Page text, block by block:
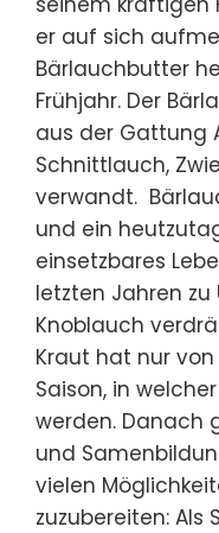
er auf sich
Bärlauchbutter
Frühjahr. Der
aus der Gattung
Schnittlauch,
verwandt.
und ein
einsetzbares
letzten Jahren
Knoblauch
Kraut hat nur
Saison, in
werden. Danach
und
vielen
zuzubereiten: Als